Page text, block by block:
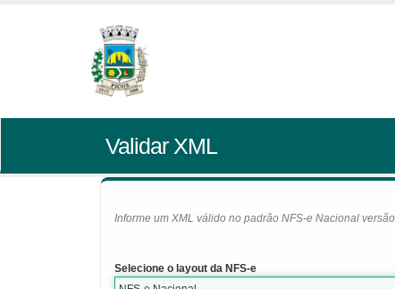
Validar XML
Informe um XML válido no padrão NFS-e Nacional
Selecione o layout da NFS-e